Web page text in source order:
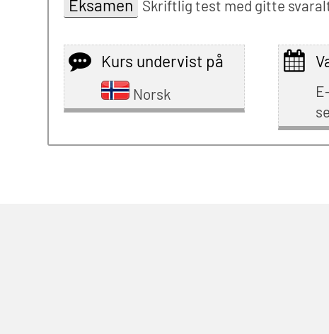
Eksamen Skriftlig test med gitte
Kurs undervist på
Norsk